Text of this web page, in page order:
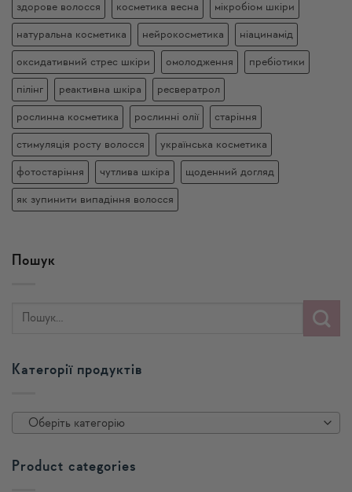
здорове волосся косметика весна мікробіом шкіри
натуральна косметика нейрокосметика ніацинамід
оксидативний стрес шкіри омолодження пребіотики
пілінг реактивна шкіра ресвератрол
рослинна косметика рослинні олії старіння
стимуляція росту волосся українська косметика
фотостаріння чутлива шкіра щоденний догляд
як зупинити випадіння волосся
Пошук
Категорії продуктів
Оберіть категорію
Product categories